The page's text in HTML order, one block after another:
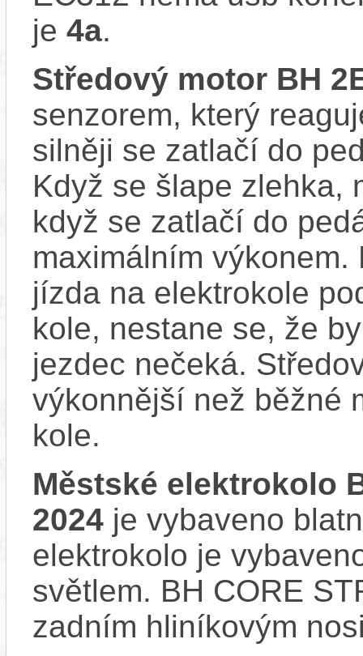
je 4a.
Středový motor BH
senzorem, který
silněji se zatlačí do
Když se šlape zlehka,
když se zatlačí do
maximálním
jízda na elektrokole
kole, nestane se, že
jezdec nečeká.
výkonnější než běžné
kole.
Městské elektrokolo
2024 je vybaveno
elektrokolo je
světlem. BH CORE
zadním hliníkovým